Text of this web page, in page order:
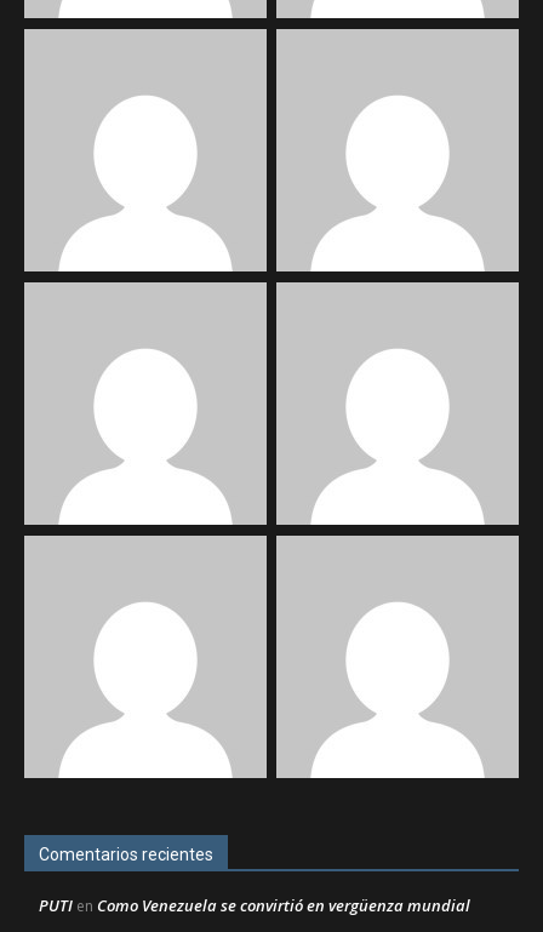
Comentarios recientes
PUTI en Como Venezuela se convirtió en vergüenza mundial